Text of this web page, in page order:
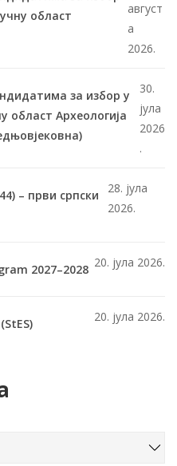
област
август
а
2026.
за избор у
област Археологија
30.
јула
2026
.
– први српски
28. јула
2026.
2027–2028 20. јула 2026.
20. јула 2026.